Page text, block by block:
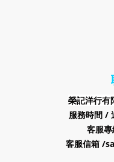
榮記洋行有
服務時間 /
客服
客服信箱 /